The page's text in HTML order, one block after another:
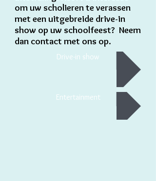
om uw scholieren te verassen
met een uitgebreide drive-in
show op uw schoolfeest? Neem
dan contact met ons op.
Drive-in show
Entertainment